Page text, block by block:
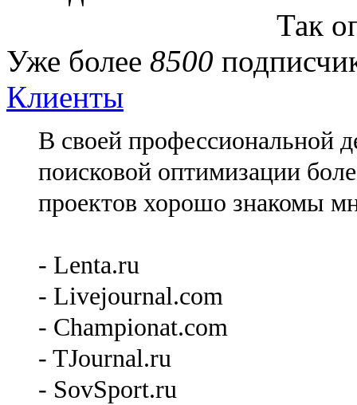
Так
Уже более 8500
Клиенты
В своей профессиональной
поисковой оптимизации
проектов хорошо знакомы
- Lenta.ru
- Livejournal.com
- Championat.com
- TJournal.ru
- SovSport.ru